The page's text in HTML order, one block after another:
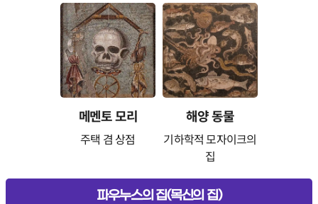
메멘토 모리
주택 겸 상점
해양 동물
기하학적 모자이크의
집
파우누스의 집(목신의 집)